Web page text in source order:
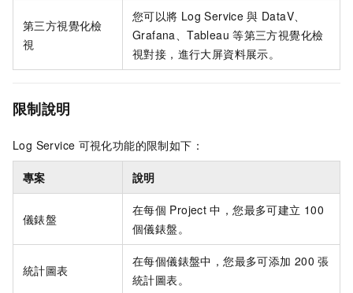
第三方視覺化檢
視
您可以將 Log Service 與 DataV、
Grafana、Tableau 等第三方視覺化檢
視對接，進行大屏資料展示。
限制說明
Log Service 可視化功能的限制如下：
專案 說明
儀錶盤
在每個 Project 中，您最多可建立 100
個儀錶盤。
統計圖表
在每個儀錶盤中，您最多可添加 200 張
統計圖表。